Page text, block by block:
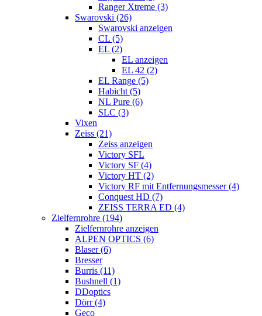
Ranger Xtreme (3)
Swarovski (26)
Swarovski anzeigen
CL (5)
EL (2)
EL anzeigen
EL 42 (2)
EL Range (5)
Habicht (5)
NL Pure (6)
SLC (3)
Vixen
Zeiss (21)
Zeiss anzeigen
Victory SFL
Victory SF (4)
Victory HT (2)
Victory RF mit Entfernungsmesser (4)
Conquest HD (7)
ZEISS TERRA ED (4)
Zielfernrohre (194)
Zielfernrohre anzeigen
ALPEN OPTICS (6)
Blaser (6)
Bresser
Burris (11)
Bushnell (1)
DDoptics
Dörr (4)
Geco